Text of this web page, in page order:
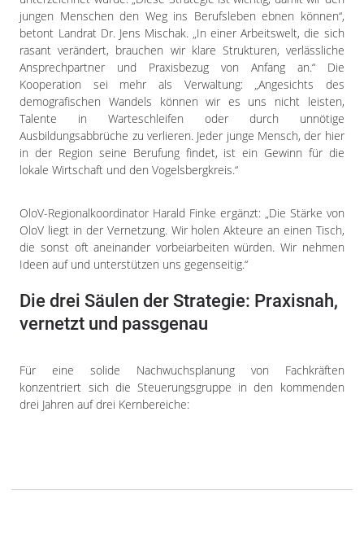
jungen Menschen den Weg ins Berufsleben ebnen können“,
betont Landrat Dr. Jens Mischak. „In einer Arbeitswelt, die sich
rasant verändert, brauchen wir klare Strukturen, verlässliche
Ansprechpartner und Praxisbezug von Anfang an.“ Die
Kooperation sei mehr als Verwaltung: „Angesichts des
demografischen Wandels können wir es uns nicht leisten,
Talente in Warteschleifen oder durch unnötige
Ausbildungsabbrüche zu verlieren. Jeder junge Mensch, der hier
in der Region seine Berufung findet, ist ein Gewinn für die
lokale Wirtschaft und den Vogelsbergkreis.“
OloV-Regionalkoordinator Harald Finke ergänzt: „Die Stärke von
OloV liegt in der Vernetzung. Wir holen Akteure an einen Tisch,
die sonst oft aneinander vorbeiarbeiten würden. Wir nehmen
Ideen auf und unterstützen uns gegenseitig.“
Die drei Säulen der Strategie: Praxisnah,
vernetzt und passgenau
Für eine solide Nachwuchsplanung von Fachkräften
konzentriert sich die Steuerungsgruppe in den kommenden
drei Jahren auf drei Kernbereiche: